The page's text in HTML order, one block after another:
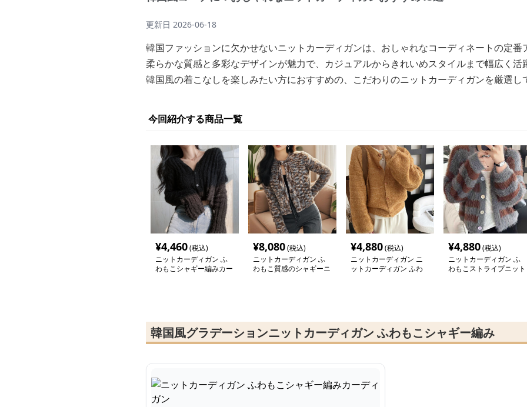
更新日 2026-06-18
韓国ファッションに欠かせないニットカーディガンは、おしゃれなコーディネートの定番
柔らかな質感と多彩なデザインが魅力で、カジュアルからきれいめスタイルまで幅広く活
韓国風の着こなしを楽しみたい方におすすめの、こだわりのニットカーディガンを厳選し
今回紹介する商品一覧
¥4,460(税込)
ニットカーディガン ふ
わもこシャギー編みカー
¥8,080(税込)
ニットカーディガン ふ
わもこ質感のシャギーニ
¥4,880(税込)
ニットカーディガン ニ
ットカーディガン ふわ
¥4,880(税込)
ニットカーディガン ふ
わもこストライプニット
韓国風グラデーションニットカーディガン ふわもこシャギー編み